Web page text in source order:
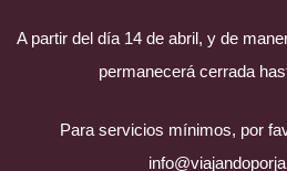
A partir del día 14 de abril, y de
permanecerá cerrada
Para servicios mínimos, por